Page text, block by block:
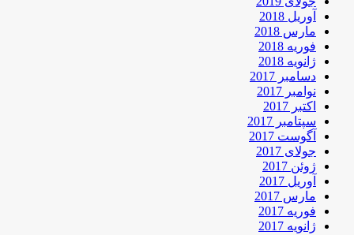
آوریل 2018
مارس 2018
فوریه 2018
ژانویه 2018
دسامبر 2017
نوامبر 2017
اکتبر 2017
سپتامبر 2017
آگوست 2017
جولای 2017
ژوئن 2017
آوریل 2017
مارس 2017
فوریه 2017
ژانویه 2017